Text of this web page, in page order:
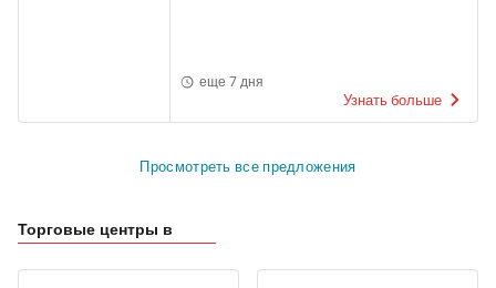
еще 7 дня
Узнать больше
Просмотреть все предложения
Торговые центры в